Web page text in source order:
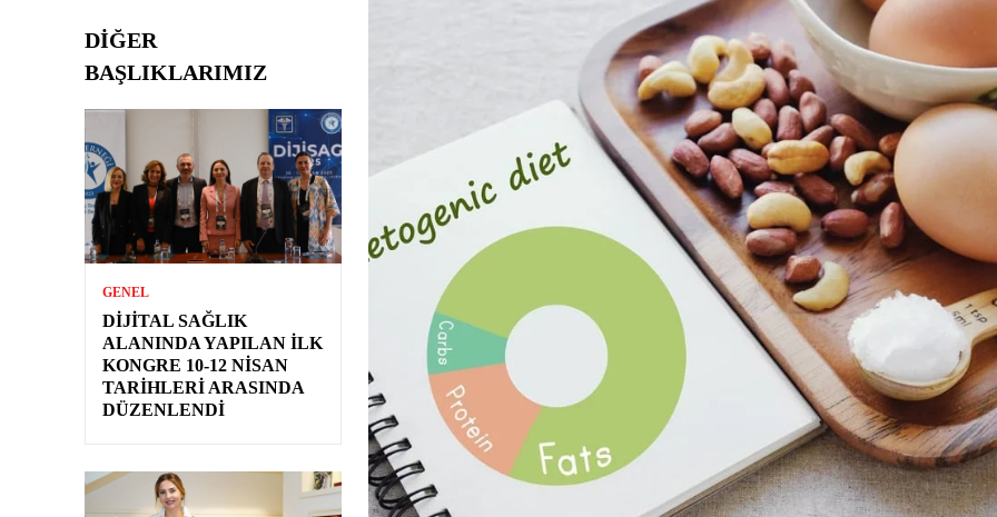
DIĞER
BAŞLIKLARIMIZ
GENEL
DIJITAL SAĞLIK
ALANINDA YAPILAN İLK
KONGRE 10-12 NISAN
TARIHLERI ARASINDA
DÜZENLENDI